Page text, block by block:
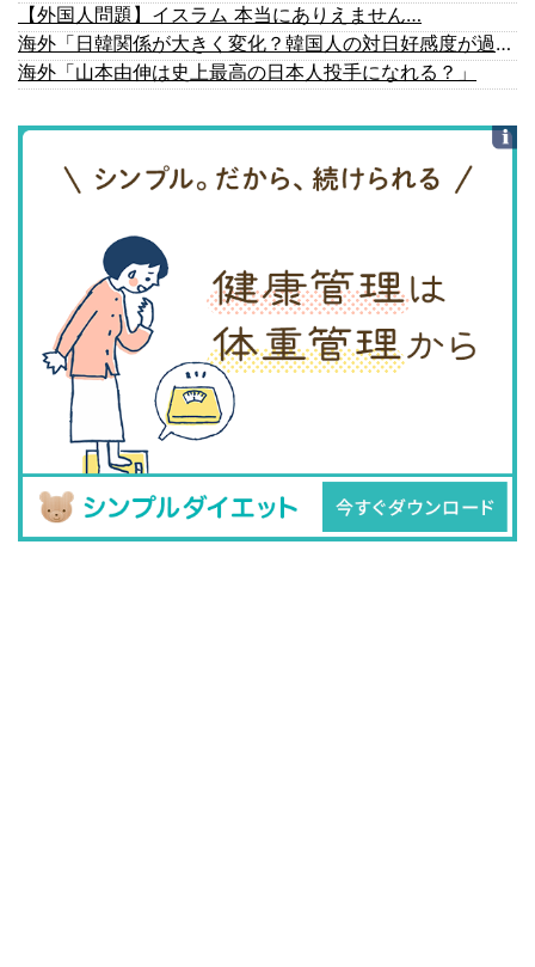
【外国人問題】イスラム 本当にありえません…
海外「日韓関係が大きく変化？韓国人の対日好感度が過去最高を記録」
海外「山本由伸は史上最高の日本人投手になれる？」